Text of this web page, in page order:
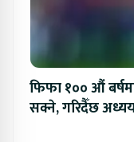
फिफा १०० औं
सक्ने, गरिदैँछ